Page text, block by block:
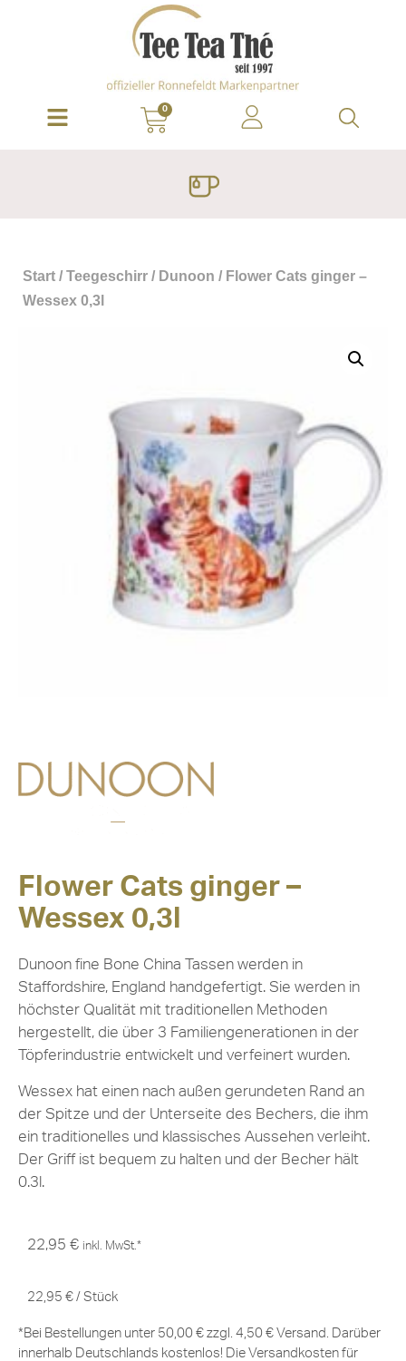
0
Start / Teegeschirr / Dunoon / Flower Cats ginger –
Wessex 0,3l
Flower Cats ginger –
Wessex 0,3l
Dunoon fine Bone China Tassen werden in
Staffordshire, England handgefertigt. Sie werden in
höchster Qualität mit traditionellen Methoden
hergestellt, die über 3 Familiengenerationen in der
Töpferindustrie entwickelt und verfeinert wurden.
Wessex hat einen nach außen gerundeten Rand an
der Spitze und der Unterseite des Bechers, die ihm
ein traditionelles und klassisches Aussehen verleiht.
Der Griff ist bequem zu halten und der Becher hält
0.3l.
22,95 € inkl. MwSt.*
22,95 € / Stück
*Bei Bestellungen unter 50,00 € zzgl. 4,50 € Versand. Darüber
innerhalb Deutschlands kostenlos! Die Versandkosten für